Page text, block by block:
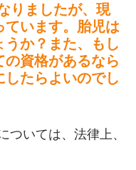
りましたが、現
ています。胎児は
か？また、もし
資格があるなら
たらよいのでし
ついては、法律上、